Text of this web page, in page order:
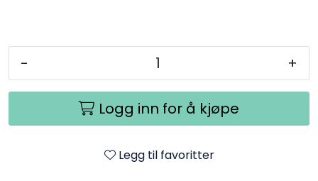
- +
Logg inn for å kjøpe
Legg til favoritter